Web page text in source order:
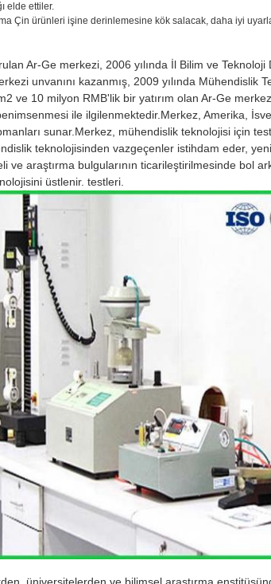
elde ettiler.
Çin ürünleri işine derinlemesine kök salacak, daha iyi
Ar-Ge merkezi, 2006 yılında İl Bilim ve
unvanını kazanmış, 2009 yılında
ve 10 milyon RMB'lik bir yatırım olan Ar-Ge
ile ilgilenmektedir.Merkez, Amerika,
sunar.Merkez, mühendislik teknolojisi için
teknolojisinden vazgeçenler istihdam eder,
ve araştırma bulgularının ticarileştirilmesinde bol
üstlenir. testleri.